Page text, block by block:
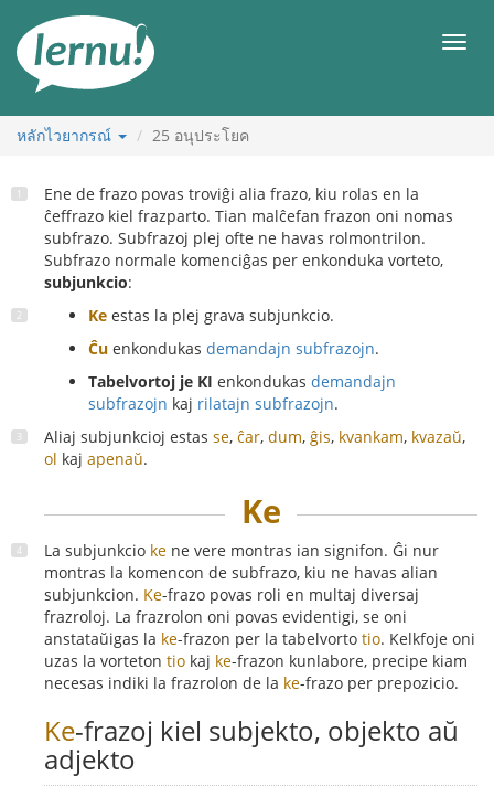
สารบัญ
เมนู
หลักไวยากรณ์ 25 อนุประโยค
Ene de frazo povas troviĝi alia frazo, kiu rolas en la
ĉeffrazo kiel frazparto. Tian malĉefan frazon oni nomas
subfrazo. Subfrazoj plej ofte ne havas rolmontrilon.
Subfrazo normale komenciĝas per enkonduka vorteto,
subjunkcio:
Ke estas la plej grava subjunkcio.
Ĉu enkondukas demandajn subfrazojn.
Tabelvortoj je KI enkondukas demandajn
subfrazojn kaj rilatajn subfrazojn.
Aliaj subjunkcioj estas se, ĉar, dum, ĝis, kvankam, kvazaŭ,
ol kaj apenaŭ.
Ke
La subjunkcio ke ne vere montras ian signifon. Ĝi nur
montras la komencon de subfrazo, kiu ne havas alian
subjunkcion. Ke-frazo povas roli en multaj diversaj
frazroloj. La frazrolon oni povas evidentigi, se oni
anstataŭigas la ke-frazon per la tabelvorto tio. Kelkfoje oni
uzas la vorteton tio kaj ke-frazon kunlabore, precipe kiam
necesas indiki la frazrolon de la ke-frazo per prepozicio.
Ke-frazoj kiel subjekto, objekto aŭ
adjekto